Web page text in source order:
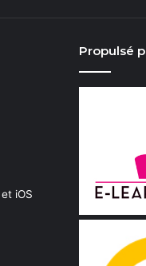
iOS
Propulsé